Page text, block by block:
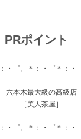
PRポイント
・゜。＊：・゜＊：・
本木最大級の高級店
美人茶屋］
・゜。＊：・゜＊：・